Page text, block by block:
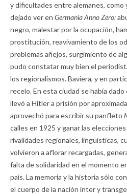
y dificultades entre alemanes, como
dejado ver en Germania Anno Zero:
negro, malestar por la ocupación,
prostitución, reavivamiento de los
problemas añejos, surgimiento de
pudo constatar muy bien el
los regionalismos. Baviera, y en
recelo. En esta ciudad se había dado
llevó a Hitler a prisión por
aprovechó para escribir su panfleto
calles en 1925 y ganar las
rivalidades regionales, lingüísticas,
volvieron a aflorar recargadas,
falta de solidaridad en el momento
país. La memoria y la historia sólo
el cuerpo de la nación inter y